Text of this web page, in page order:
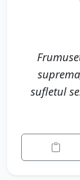
sufletul